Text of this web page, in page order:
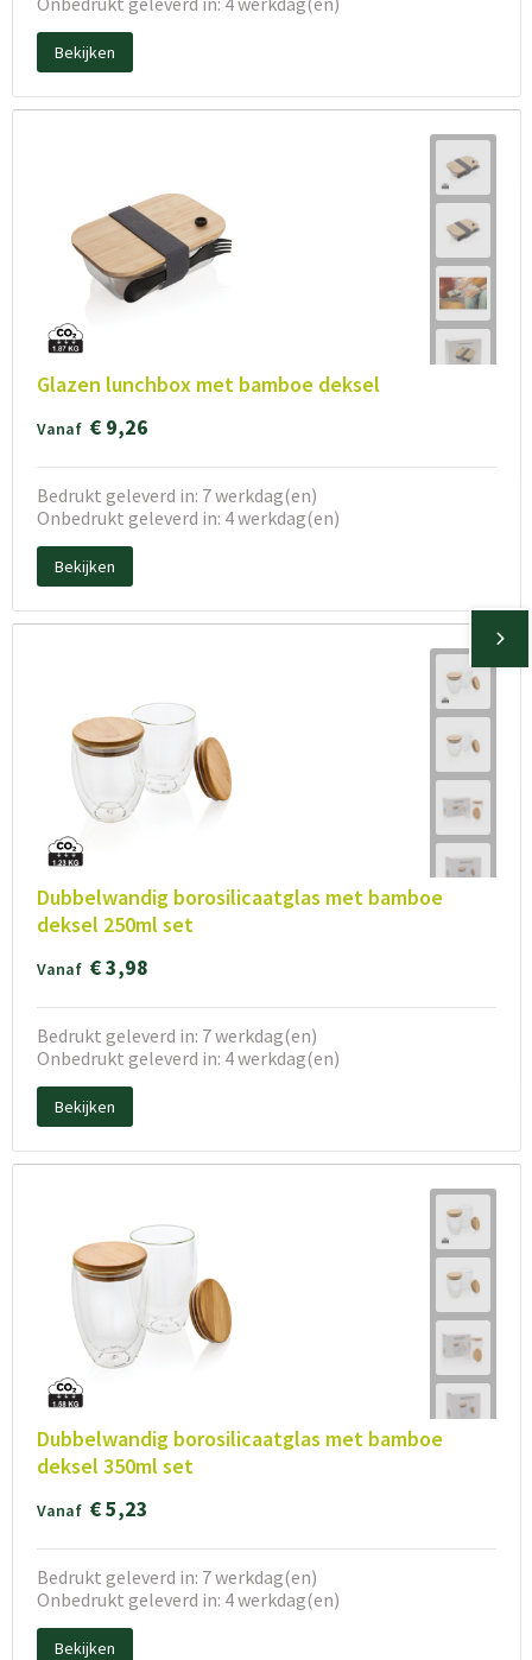
Bekijken
Glazen lunchbox met bamboe deksel
Vanaf € 9,26
Bedrukt geleverd in: 7 werkdag(en)
Onbedrukt geleverd in: 4 werkdag(en)
Bekijken
Dubbelwandig borosilicaatglas met bamboe
deksel 250ml set
Vanaf € 3,98
Bedrukt geleverd in: 7 werkdag(en)
Onbedrukt geleverd in: 4 werkdag(en)
Bekijken
Dubbelwandig borosilicaatglas met bamboe
deksel 350ml set
Vanaf € 5,23
Bedrukt geleverd in: 7 werkdag(en)
Onbedrukt geleverd in: 4 werkdag(en)
Bekijken